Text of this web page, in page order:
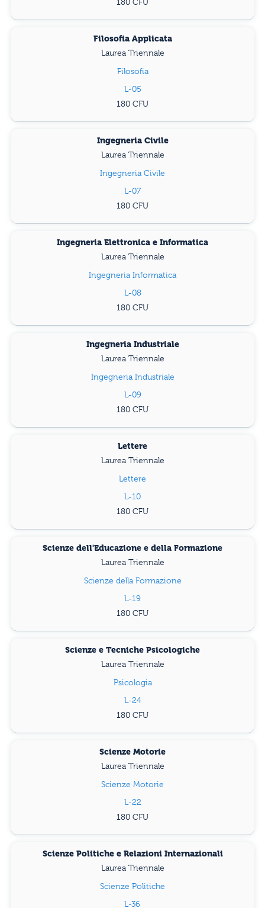
180
Filosofia Applicata
Laurea Triennale
Filosofia
L-05
180
Ingegneria Civile
Laurea Triennale
Ingegneria Civile
L-07
180
Ingegneria Elettronica e Informatica
Laurea Triennale
Ingegneria Informatica
L-08
180
Ingegneria Industriale
Laurea Triennale
Ingegneria Industriale
L-09
180
Lettere
Laurea Triennale
Lettere
L-10
180
Scienze dell'Educazione e della Formazione
Laurea Triennale
Scienze della Formazione
L-19
180
Scienze e Tecniche Psicologiche
Laurea Triennale
Psicologia
L-24
180
Scienze Motorie
Laurea Triennale
Scienze Motorie
L-22
180
Scienze Politiche e Relazioni Internazionali
Laurea Triennale
Scienze Politiche
L-36